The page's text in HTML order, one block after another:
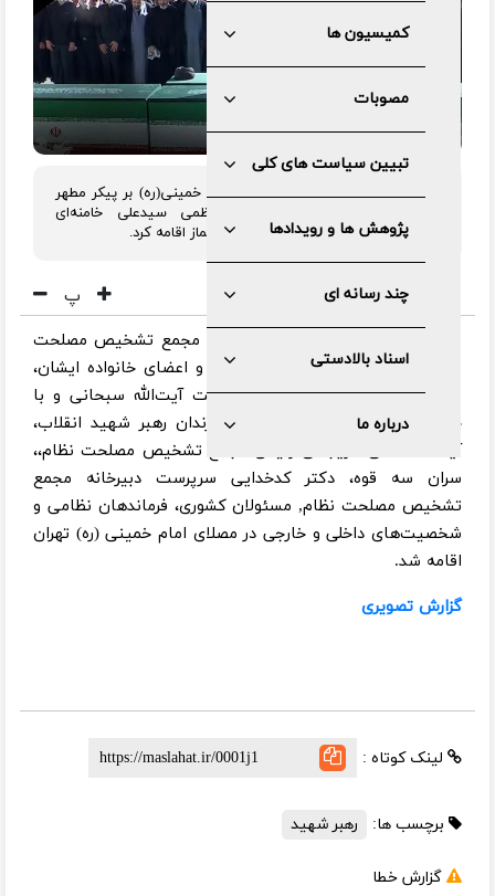
کمیسیون ها
مصوبات
تبیین سیاست های کلی
پژوهش ها و رویدادها
چند رسانه ای
اسناد بالادستی
درباره ما
آیت الله جعفر سبحانی در مصلی امام خمینی(ره) بر پیکر مطهر
رهبر شهید حضرت آیت الله العظمی سیدعلی خامنه‌ای
(قدس‌الله‌نفسه‌الزکیة) و خانواده ایشان نماز اقامه کرد.
پ
به گزارش مرکز رسانه و روابط عمومی مجمع تشخیص مصلحت
نظام، نماز بر پیکر آقای شهید ایران و اعضای خانواده ایشان،
صبح یکشنبه ۱۴ تیر ۱۴۰۵، به امامت آیت‌الله سبحانی و با
حضور پرشور اقشار مختلف مردم، فرزندان رهبر شهید انقلاب،
آیت الله آملی لاریجانی رئیس مجمع تشخیص مصلحت نظام،،
سران سه قوه، دکتر کدخدایی سرپرست دبیرخانه مجمع
تشخیص مصلحت نظام, مسئولان کشوری، فرماندهان نظامی و
شخصیت‌های داخلی و خارجی در مصلای امام خمینی (ره) تهران
اقامه شد.
گزارش تصویری
لینک کوتاه :
برچسب ها: رهبر شهید
گزارش خطا